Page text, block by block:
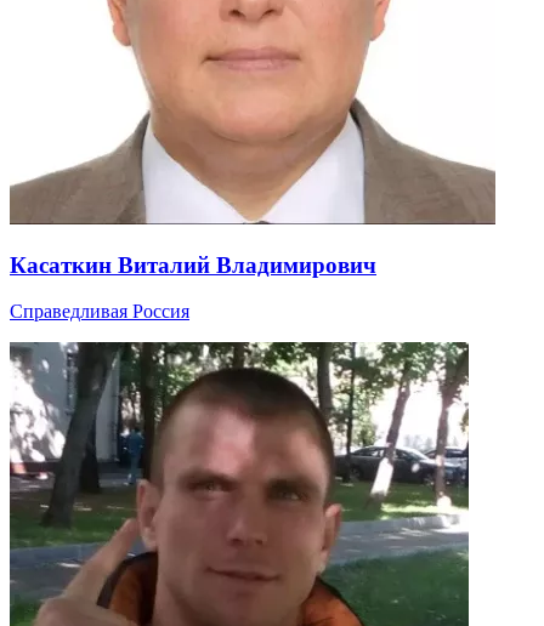
Касаткин Виталий Владимирович
Справедливая Россия